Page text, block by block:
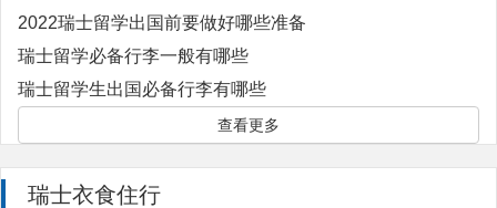
2022瑞士留学出国前要做好哪些准备
瑞士留学必备行李一般有哪些
瑞士留学生出国必备行李有哪些
查看更多
瑞士衣食住行